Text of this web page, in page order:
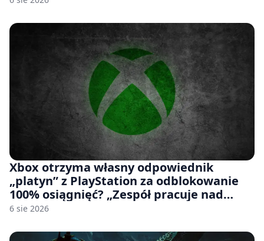
Xbox otrzyma własny odpowiednik
„platyn” z PlayStation za odblokowanie
100% osiągnięć? „Zespół pracuje nad
czymś, co ma się pojawić jeszcze w tym
6 sie 2026